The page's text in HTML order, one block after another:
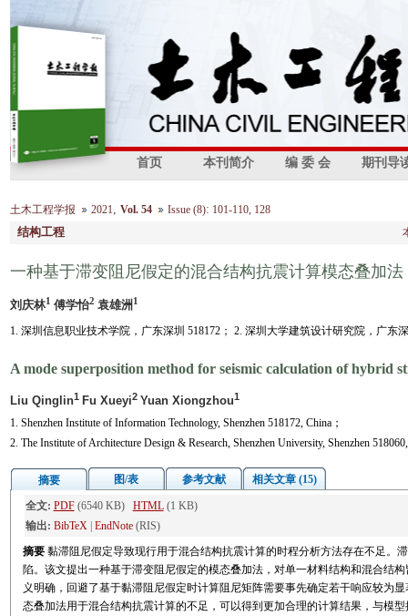
首页 本刊简介 编 委 会 期刊导
土木工程学报 2021, Vol. 54 Issue (8): 101-110, 128
结构工程
一种基于滞变阻尼假定的混合结构抗震计算模态叠加法
刘庆林1 傅学怡2 袁雄洲1
1. 深圳信息职业技术学院，广东深圳 518172； 2. 深圳大学建筑设计研究院，广东
A mode superposition method for seismic calculation of hybrid
Liu Qinglin1 Fu Xueyi2 Yuan Xiongzhou1
1. Shenzhen Institute of Information Technology, Shenzhen 518172, China；
2. The Institute of Architecture Design & Research, Shenzhen University, Shenzhen
摘要 图/表 参考文献 相关文章 (15)
全文: PDF(6540 KB) HTML(1 KB)
输出: BibTeX| EndNote(RIS)
摘要 黏滞阻尼假定导致现行用于混合结构抗震计算的时程分析方法存在不足。
陷。该文提出一种基于滞变阻尼假定的模态叠加法，对单一材料结构和混合结
义明确，回避了基于黏滞阻尼假定时计算阻尼矩阵需要事先确定若干响应较为
态叠加法用于混合结构抗震计算的不足，可以得到更加合理的计算结果，与模